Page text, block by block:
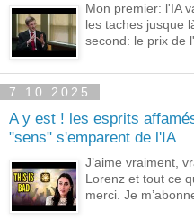
Mon premier: l'IA
les taches jusque
second: le prix de
7.10.2025
A y est ! les esprits
"sens" s'emparent de l'IA
J’aime vraiment,
Lorenz et tout ce
merci. Je
...